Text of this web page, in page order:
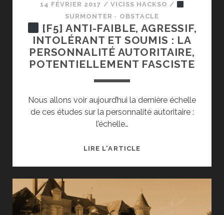
14 FÉVRIER 2017 / VICISS HACKSO /
SURMONTER · OBSTACLE
[F5] ANTI-FAIBLE, AGRESSIF,
INTOLÉRANT ET SOUMIS : LA
PERSONNALITÉ AUTORITAIRE,
POTENTIELLEMENT FASCISTE
Nous allons voir aujourd’hui la dernière échelle
de ces études sur la personnalité autoritaire :
l’échelle…
LIRE L'ARTICLE
AGRESSIF,
INTOLÉRANT